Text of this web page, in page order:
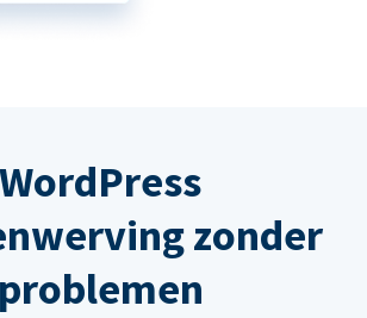
WordPress
zonder
problemen